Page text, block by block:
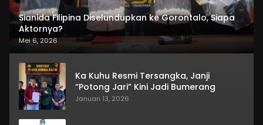
Sianida Filipina Diselundupkan ke Gorontalo, Siapa
Aktornya?
Mei 6, 2026
Ka Kuhu Resmi Tersangka, Janji
“Potong Jari” Kini Jadi Bumerang
Januari 13, 2026